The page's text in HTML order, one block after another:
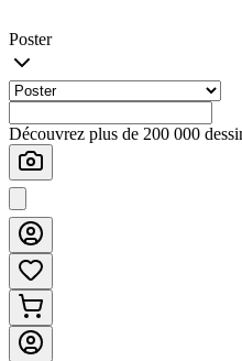
Poster
Découvrez plus de 200 000